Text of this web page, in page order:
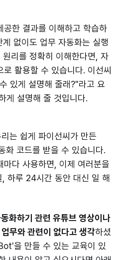
공한 결과를 이해하고 학습하
없이도 업무 자동화는 실행
리를 정확히 이해한다면, 자
활용할 수 있습니다. 이선씨
있게 설명해 줄래?"라고 요
게 설명해 줄 것입니다.
는 쉽게 파이선씨가 만든
화 코드를 받을 수 있습니다.
마다 사용하면, 이제 여러분을
하루 24시간 동안 대신 일 해
화하기 관련 유튜브 영상이나
무와 관련이 없다고 생각하셨
을 만들 수 있는 교육이 있